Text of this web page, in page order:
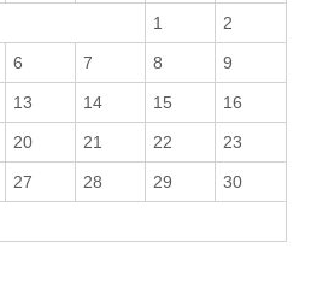
1 2
6 7 8 9
13 14 15 16
20 21 22 23
27 28 29 30